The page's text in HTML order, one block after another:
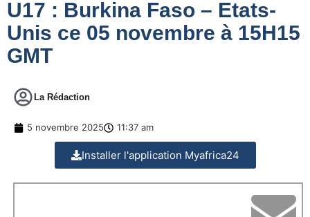
U17 : Burkina Faso – Etats-
Unis ce 05 novembre à 15H15
GMT
La Rédaction
5 novembre 2025 11:37 am
Installer l'application Myafrica24